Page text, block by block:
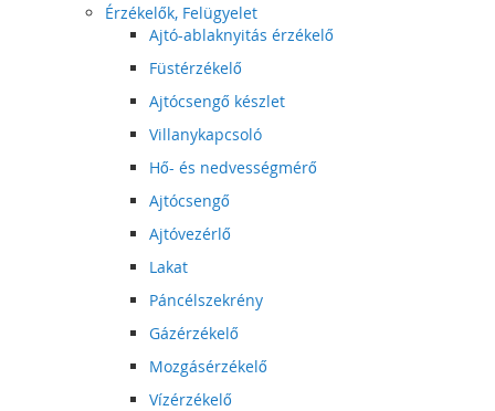
Érzékelők, Felügyelet
Ajtó-ablaknyitás érzékelő
Füstérzékelő
Ajtócsengő készlet
Villanykapcsoló
Hő- és nedvességmérő
Ajtócsengő
Ajtóvezérlő
Lakat
Páncélszekrény
Gázérzékelő
Mozgásérzékelő
Vízérzékelő